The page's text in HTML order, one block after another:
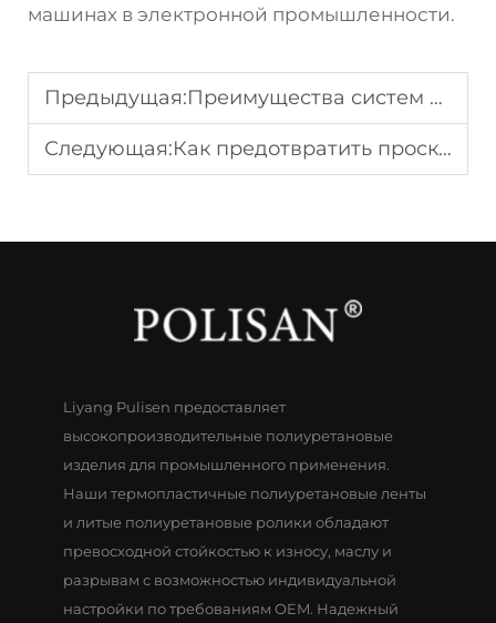
машинах в электронной промышленности.
Предыдущая:Преимущества систем клиновых ремней высокой производительности в снижении шума.
Следующая:Как предотвратить проскальзывание ремня в тяжёлой технике с помощью передовых клиновых ремней с повышенным сцеплением.
Liyang Pulisen предоставляет
высокопроизводительные полиуретановые
изделия для промышленного применения.
Наши термопластичные полиуретановые ленты
и литые полиуретановые ролики обладают
превосходной стойкостью к износу, маслу и
разрывам с возможностью индивидуальной
настройки по требованиям OEM. Надежный